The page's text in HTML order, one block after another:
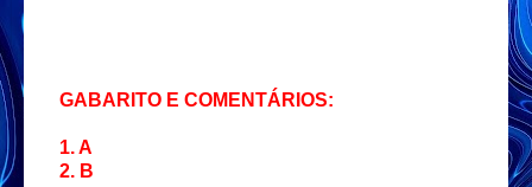
GABARITO E COMENTÁRIOS:
1. A
2. B